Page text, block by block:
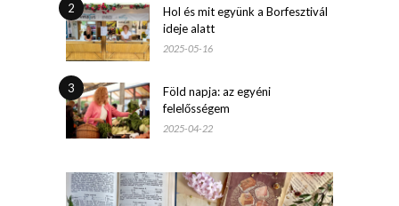
2
Hol és mit együnk a Borfesztivál
ideje alatt
2025-05-16
3
Föld napja: az egyéni
felelősségem
2025-04-22